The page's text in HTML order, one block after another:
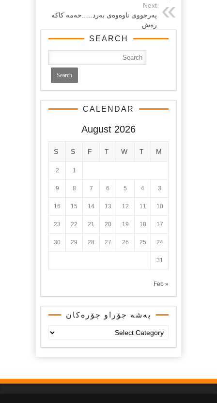
Next
په‌رجووی ناوه‌وه‌ی به‌رد…..حه‌مه‌ کاکه‌
ره‌ش
SEARCH
CALENDAR
August 2026
M
T
W
T
F
S
S
1
2
3
4
5
6
7
8
9
10
11
12
13
14
15
16
17
18
19
20
21
22
23
24
25
26
27
28
29
30
31
« Feb
بەشە جۆراو جۆرەکان
جۆرەکان